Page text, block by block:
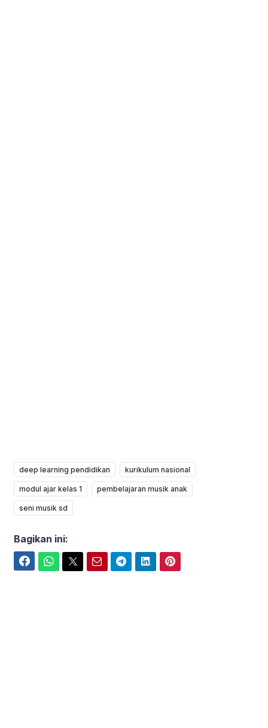
deep learning pendidikan kurikulum nasional
modul ajar kelas 1 pembelajaran musik anak
seni musik sd
Bagikan ini: